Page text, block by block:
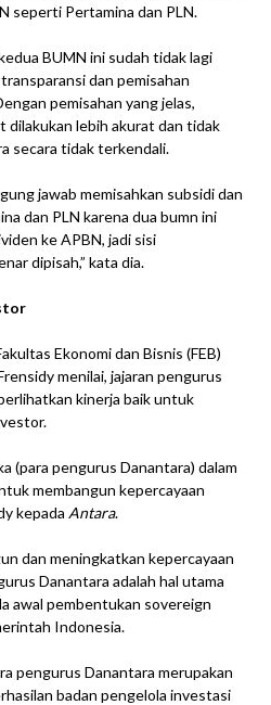
seperti Pertamina dan PLN.
BUMN ini sudah tidak lagi
dan pemisahan
pemisahan yang jelas,
dilakukan lebih akurat dan tidak
secara tidak terkendali.
jawab memisahkan subsidi dan
dan PLN karena dua bumn ini
ke APBN, jadi sisi
dipisah,” kata dia.
Ekonomi dan Bisnis (FEB)
menilai, jajaran pengurus
kinerja baik untuk
(para pengurus Danantara) dalam
membangun kepercayaan
kepada Antara.
dan meningkatkan kepercayaan
Danantara adalah hal utama
awal pembentukan sovereign
Indonesia.
pengurus Danantara merupakan
badan pengelola investasi